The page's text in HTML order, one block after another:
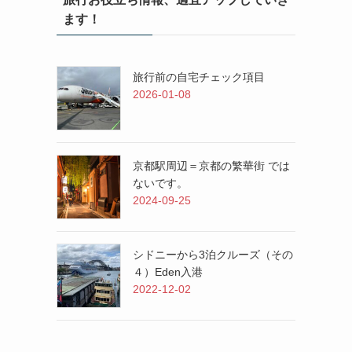
ます！
旅行前の自宅チェック項目
2026-01-08
京都駅周辺＝京都の繁華街 では
ないです。
2024-09-25
シドニーから3泊クルーズ（その
４）Eden入港
2022-12-02